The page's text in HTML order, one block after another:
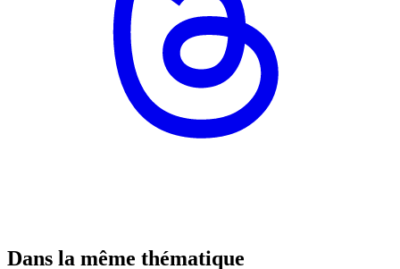
Dans la même thématique